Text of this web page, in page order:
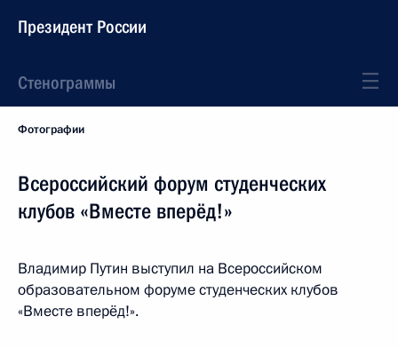
Президент России
Стенограммы
Фотографии
Всероссийский форум студенческих
клубов «Вместе вперёд!»
Владимир Путин выступил на Всероссийском
образовательном форуме студенческих клубов
«Вместе вперёд!».